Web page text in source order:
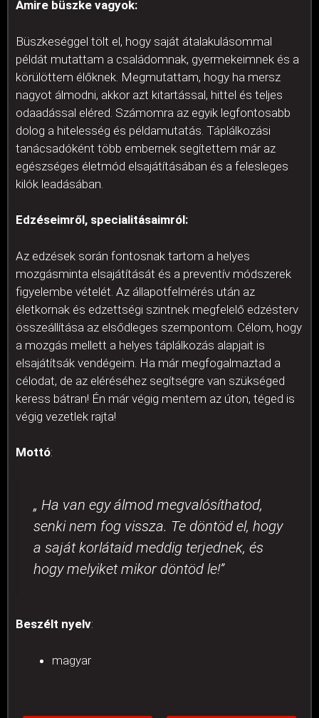
Amire büszke vagyok:
Büszkeséggel tölt el, hogy saját átalakulásommal
példát mutattam a családomnak, gyermekeimnek és a
körülöttem élőknek. Megmutattam, hogy ha mersz
nagyot álmodni, akkor azt kitartással, hittel és teljes
odaadással eléred. Számomra az egyik legfontosabb
dolog a hitelesség és példamutatás. Táplálkozási
tanácsadóként több embernek segítettem már az
egészséges életmód elsajátításában és a felesleges
kilók leadásában.
Edzéseimről, specialitásaimról:
Az edzések során fontosnak tartom a helyes
mozgásminta elsajátítását és a preventív módszerek
figyelembe vételét. Az állapotfelmérés után az
életkornak és edzettségi szintnek megfelelő edzésterv
összeállítása az elsődleges szempontom. Célom, hogy
a mozgás mellett a helyes táplálkozás alapjait is
elsajátítsák vendégeim. Ha már megfogalmaztad a
célodat, de az eléréséhez segítségre van szükséged
keress bátran! Én már végig mentem az úton, téged is
végig vezetlek rajta!
Mottó:
„ Ha van egy álmod megvalósíthatod,
senki nem fog vissza. Te döntöd el, hogy
a saját korlátaid meddig terjednek, és
hogy melyiket mikor döntöd le!”
Beszélt nyelv:
magyar